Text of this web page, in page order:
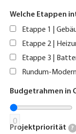
Welche Etappen
Etappe 1 |
Etappe 2 |
Etappe 3 |
Rundum-
Budgetrahmen in
0
Projektpriorität ?